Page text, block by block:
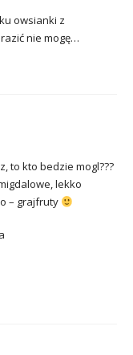
owsianki z
nie mogę…
to kto bedzie mogl???
lekko
– grajfruty